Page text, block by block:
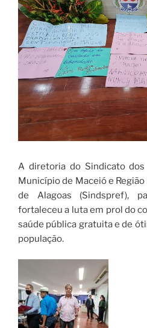
A diretoria do Sindicato
Município de Maceió e
de Alagoas (Sindspref),
fortaleceu a luta em prol do
saúde pública gratuita e de
população.